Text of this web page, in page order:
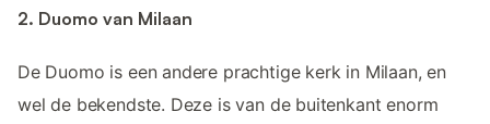
2. Duomo van Milaan
De Duomo is een andere prachtige kerk in Milaan, en
wel de bekendste. Deze is van de buitenkant enorm